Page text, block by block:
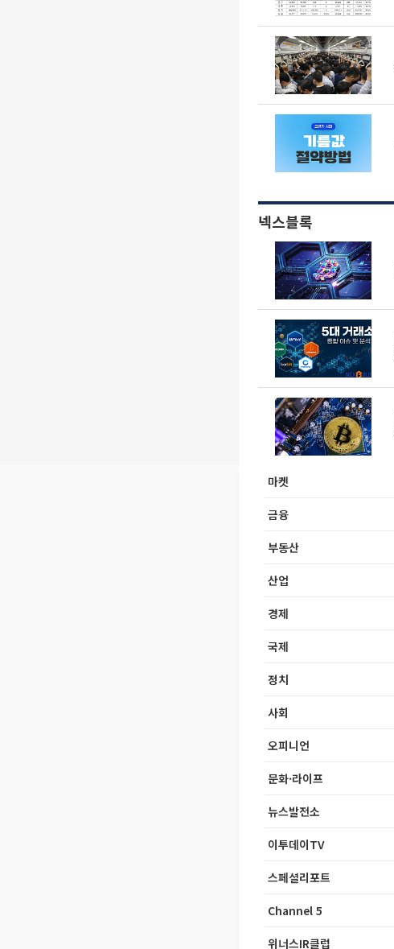
넥스블록
마켓
금융
부동산
산업
경제
국제
정치
사회
오피니언
문화·라이프
뉴스발전소
이투데이TV
스페셜리포트
Channel 5
위너스IR클럽